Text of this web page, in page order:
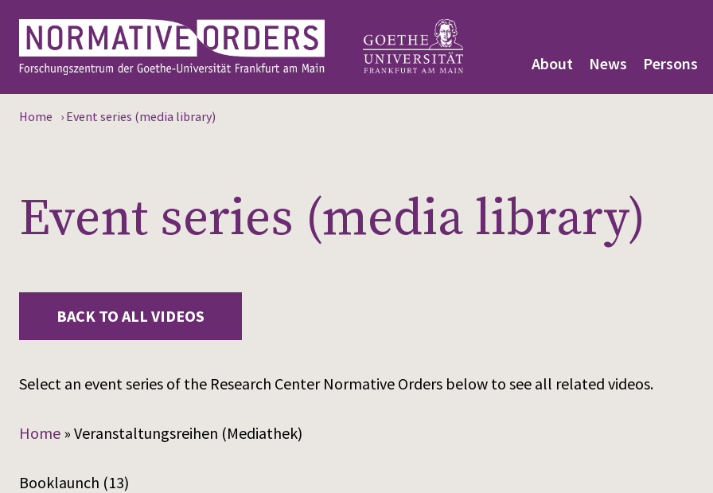
About News Persons
Home › Event series (media library)
Event series (media library)
BACK TO ALL VIDEOS
Select an event series of the Research Center Normative Orders below to see all related videos.
Home » Veranstaltungsreihen (Mediathek)
Booklaunch (13)